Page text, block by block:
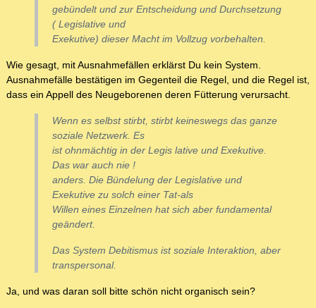
gebündelt und zur Entscheidung und Durchsetzung
( Legislative und
Exekutive) dieser Macht im Vollzug vorbehalten.
Wie gesagt, mit Ausnahmefällen erklärst Du kein System.
Ausnahmefälle bestätigen im Gegenteil die Regel, und die Regel ist,
dass ein Appell des Neugeborenen deren Fütterung verursacht.
Wenn es selbst stirbt, stirbt keineswegs das ganze
soziale Netzwerk. Es
ist ohnmächtig in der Legis lative und Exekutive.
Das war auch nie !
anders. Die Bündelung der Legislative und
Exekutive zu solch einer Tat-als
Willen eines Einzelnen hat sich aber fundamental
geändert.
Das System Debitismus ist soziale Interaktion, aber
transpersonal.
Ja, und was daran soll bitte schön nicht organisch sein?